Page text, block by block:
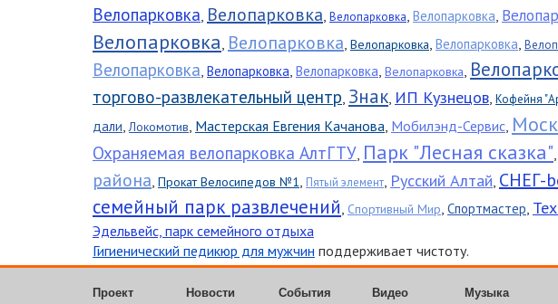
Велопарковка, Велопарковка, Велопарковка, Велопарковка,
Велопарковка, Велопарковка, Велопарковка, Велопарковка,
Велопарковка, Велопарковка, Велопарковка, Велопарковка,
торгово-развлекательный центр, Знак, ИП Кузнецов, Кофейня
дали,Локомотив, Мастерская Евгения Качанова, Мобилэнд-Сервис,
Охраняемая велопарковка АлтГТУ, Парк "Лесная сказка",
района, Прокат Велосипедов №1, Пятый элемент, Русский Алтай, СНЕГ-
семейный парк развлечений, Спортивный Мир, Спортмастер,
Эдельвейс, парк семейного отдыха
Гигиенический педикюр для мужчин поддерживает чистоту.
Проект Новости События Видео Музыка